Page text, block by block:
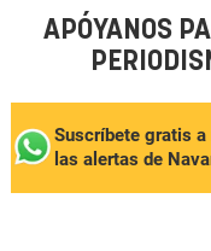
APÓYANOS
Suscríbete gratis a
las alertas de